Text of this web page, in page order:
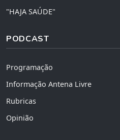
"HAJA SAÚDE"
PODCAST
Programação
Informação Antena Livre
Rubricas
Opinião